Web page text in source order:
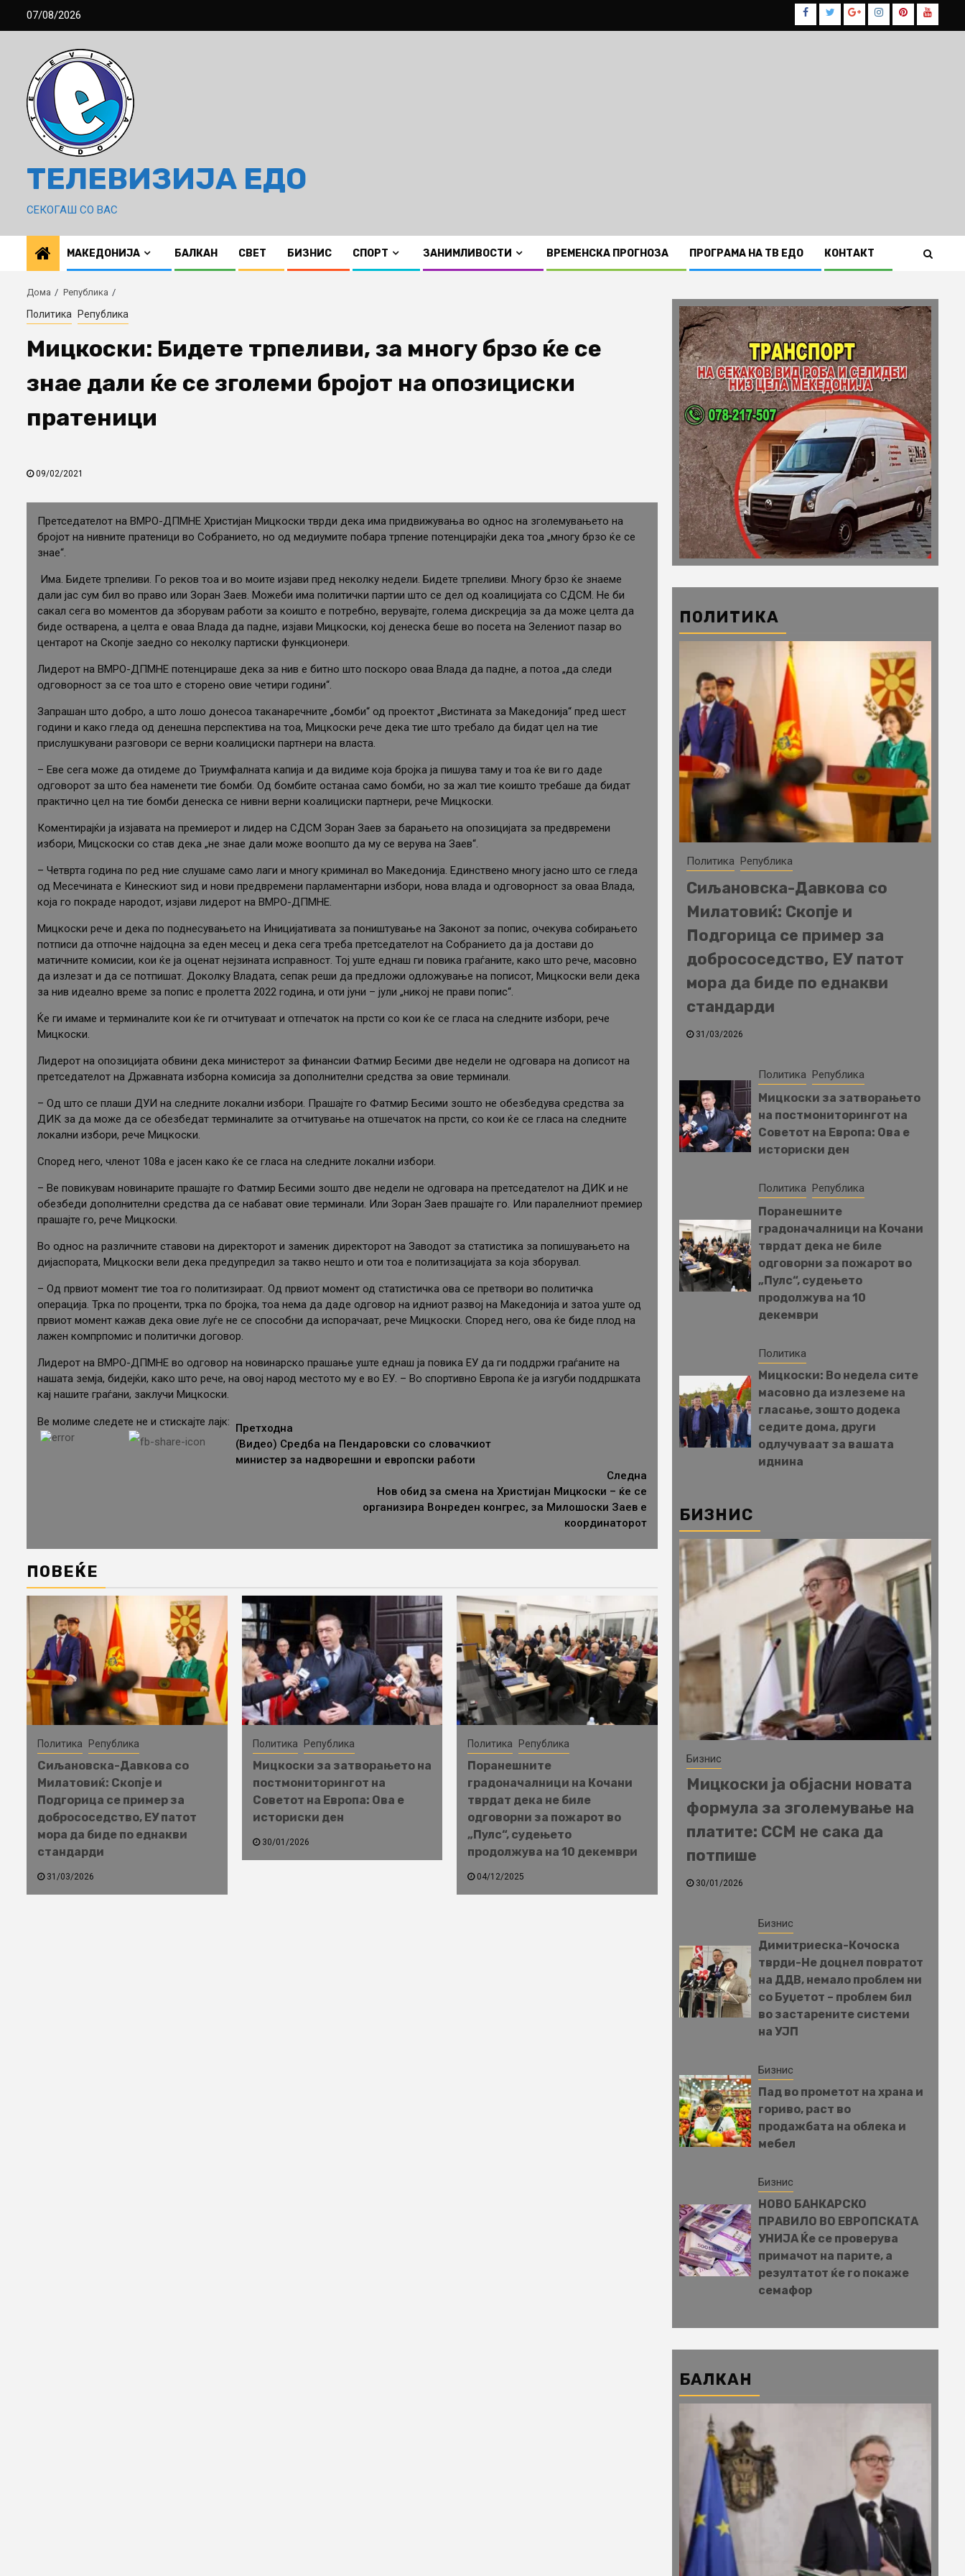
07/08/2026 Facebook
TwitterGoogle
Plus
Instagram
PinterestYoutube
ТЕЛЕВИЗИЈА ЕДО
СЕКОГАШ СО ВАС
МАКЕДОНИЈА БАЛКАН СВЕТ БИЗНИС СПОРТ ЗАНИМЛИВОСТИ ВРЕМЕНСКА ПРОГНОЗА ПРОГРАМА НА ТВ ЕДО КОНТАКТ
Дома Република
Политика Република
Мицкоски: Бидете трпеливи, за многу брзо ќе се
знае дали ќе се зголеми бројот на опозициски
пратеници
09/02/2021
Претседателот на ВМРО-ДПМНЕ Христијан Мицкоски тврди дека има придвижувања во однос на зголемувањето на
бројот на нивните пратеници во Собранието, но од медиумите побара трпение потенцирајќи дека тоа „многу брзо ќе се
знае“.
Има. Бидете трпеливи. Го реков тоа и во моите изјави пред неколку недели. Бидете трпеливи. Многу брзо ќе знаеме
дали јас сум бил во право или Зоран Заев. Можеби има политички партии што се дел од коалицијата со СДСМ. Не би
сакал сега во моментов да зборувам работи за коишто е потребно, верувајте, голема дискреција за да може целта да
биде остварена, а целта е оваа Влада да падне, изјави Мицкоски, кој денеска беше во посета на Зелениот пазар во
центарот на Скопје заедно со неколку партиски функционери.
Лидерот на ВМРО-ДПМНЕ потенцираше дека за нив е битно што поскоро оваа Влада да падне, а потоа „да следи
одговорност за се тоа што е сторено овие четири години“.
Запрашан што добро, а што лошо донесоа таканаречните „бомби“ од проектот „Вистината за Македонија“ пред шест
години и како гледа од денешна перспектива на тоа, Мицкоски рече дека тие што требало да бидат цел на тие
прислушкувани разговори се верни коалициски партнери на власта.
– Еве сега може да отидеме до Триумфалната капија и да видиме која бројка ја пишува таму и тоа ќе ви го даде
одговорот за што беа наменети тие бомби. Од бомбите останаа само бомби, но за жал тие коишто требаше да бидат
практично цел на тие бомби денеска се нивни верни коалициски партнери, рече Мицкоски.
Коментирајќи ја изјавата на премиерот и лидер на СДСМ Зоран Заев за барањето на опозицијата за предвремени
избори, Мицскоски со став дека „не знае дали може воопшто да му се верува на Заев“.
– Четврта година по ред ние слушаме само лаги и многу криминал во Македонија. Единствено многу јасно што се гледа
од Месечината е Кинескиот ѕид и нови предвремени парламентарни избори, нова влада и одговорност за оваа Влада,
која го покраде народот, изјави лидерот на ВМРО-ДПМНЕ.
Мицкоски рече и дека по поднесувањето на Иницијативата за поништување на Законот за попис, очекува собирањето
потписи да отпочне најдоцна за еден месец и дека сега треба претседателот на Собранието да ја достави до
матичните комисии, кои ќе ја оценат нејзината исправност. Тој уште еднаш ги повика граѓаните, како што рече, масовно
да излезат и да се потпишат. Доколку Владата, сепак реши да предложи одложување на пописот, Мицкоски вели дека
за нив идеално време за попис е пролетта 2022 година, и оти јуни – јули „никој не прави попис“.
Ќе ги имаме и терминалите кои ќе ги отчитуваат и отпечаток на прсти со кои ќе се гласа на следните избори, рече
Мицкоски.
Лидерот на опозицијата обвини дека министерот за финансии Фатмир Бесими две недели не одговара на дописот на
претседателот на Државната изборна комисија за дополнителни средства за овие терминали.
– Од што се плаши ДУИ на следните локални избори. Прашајте го Фатмир Бесими зошто не обезбедува средства за
ДИК за да може да се обезбедат терминалите за отчитување на отшечаток на прсти, со кои ќе се гласа на следните
локални избори, рече Мицкоски.
Според него, членот 108а е јасен како ќе се гласа на следните локални избори.
– Ве повикувам новинарите прашајте го Фатмир Бесими зошто две недели не одговара на претседателот на ДИК и не
обезбеди дополнителни средства да се набават овие терминали. Или Зоран Заев прашајте го. Или паралелниот премиер
прашајте го, рече Мицкоски.
Во однос на различните ставови на директорот и заменик директорот на Заводот за статистика за попишувањето на
дијаспората, Мицкоски вели дека предупредил за такво нешто и оти тоа е политизацијата за која зборувал.
– Од првиот момент тие тоа го политизираат. Од првиот момент од статистичка ова се претвори во политичка
операција. Трка по проценти, трка по бројка, тоа нема да даде одговор на идниот развој на Македонија и затоа уште од
првиот момент кажав дека овие луѓе не се способни да испорачаат, рече Мицкоски. Според него, ова ќе биде плод на
лажен компрпомис и политички договор.
Лидерот на ВМРО-ДПМНЕ во одговор на новинарско прашање уште еднаш ја повика ЕУ да ги поддржи граѓаните на
нашата земја, бидејќи, како што рече, на овој народ местото му е во ЕУ. – Во спортивно Европа ќе ја изгуби поддршката
кај нашите граѓани, заклучи Мицкоски.
Ве молиме следете не и стискајте лајк:
Continue
Претходна
(Видео) Средба нa Пендаровски со словачкиот
министер за надворешни и европски работи
Следна
Нов обид за смена на Христијан Мицкоски – ќе се
организира Вонреден конгрес, за Милошоски Заев е
координаторот
ПОВЕЌЕ
Политика Република
Сиљановска-Давкова со
Милатовиќ: Скопје и
Подгорица се пример за
добрососедство, ЕУ патот
мора да биде по еднакви
стандарди
31/03/2026
Политика Република
Мицкоски за затворањето на
постмониторингот на
Советот на Европа: Ова е
историски ден
30/01/2026
Политика Република
Поранешните
градоначалници на Кочани
тврдат дека не биле
одговорни за пожарот во
„Пулс“, судењето
продолжува на 10 декември
04/12/2025
ПОЛИТИКА
Политика Република
Сиљановска-Давкова со
Милатовиќ: Скопје и
Подгорица се пример за
добрососедство, ЕУ патот
мора да биде по еднакви
стандарди
31/03/2026
Политика Република
Мицкоски за затворањето
на постмониторингот на
Советот на Европа: Ова е
историски ден
Политика Република
Поранешните
градоначалници на Кочани
тврдат дека не биле
одговорни за пожарот во
„Пулс“, судењето
продолжува на 10
декември
Политика
Мицкоски: Во недела сите
масовно да излеземе на
гласање, зошто додека
седите дома, други
одлучуваат за вашата
иднина
БИЗНИС
Бизнис
Мицкоски ја објасни новата
формула за зголемување на
платите: ССМ не сака да
потпише
30/01/2026
Бизнис
Димитриеска-Кочоска
тврди-Не доцнел повратот
на ДДВ, немало проблем ни
со Буџетот – проблем бил
во застарените системи
на УЈП
Бизнис
Пад во прометот на храна и
гориво, раст во
продажбата на облека и
мебел
Бизнис
НОВО БАНКАРСКО
ПРАВИЛО ВО ЕВРОПСКАТА
УНИЈА Ќе се проверува
примачот на парите, а
резултатот ќе го покаже
семафор
БАЛКАН